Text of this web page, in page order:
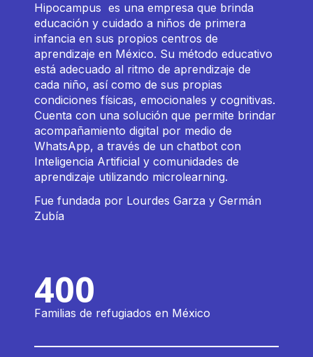
Hipocampus es una empresa que brinda
educación y cuidado a niños de primera
infancia en sus propios centros de
aprendizaje en México. Su método educativo
está adecuado al ritmo de aprendizaje de
cada niño, así como de sus propias
condiciones físicas, emocionales y cognitivas.
Cuenta con una solución que permite brindar
acompañamiento digital por medio de
WhatsApp, a través de un chatbot con
Inteligencia Artificial y comunidades de
aprendizaje utilizando microlearning.
Fue fundada por Lourdes Garza y Germán
Zubía
400
Familias de refugiados en México